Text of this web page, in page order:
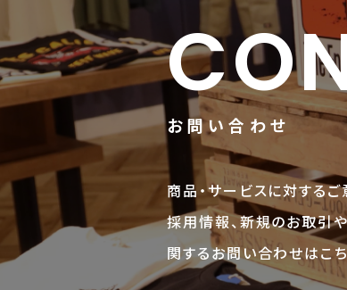
お問い合わせ
商品・サービスに対する
採用情報、新規のお取引
関するお問い合わせはこ